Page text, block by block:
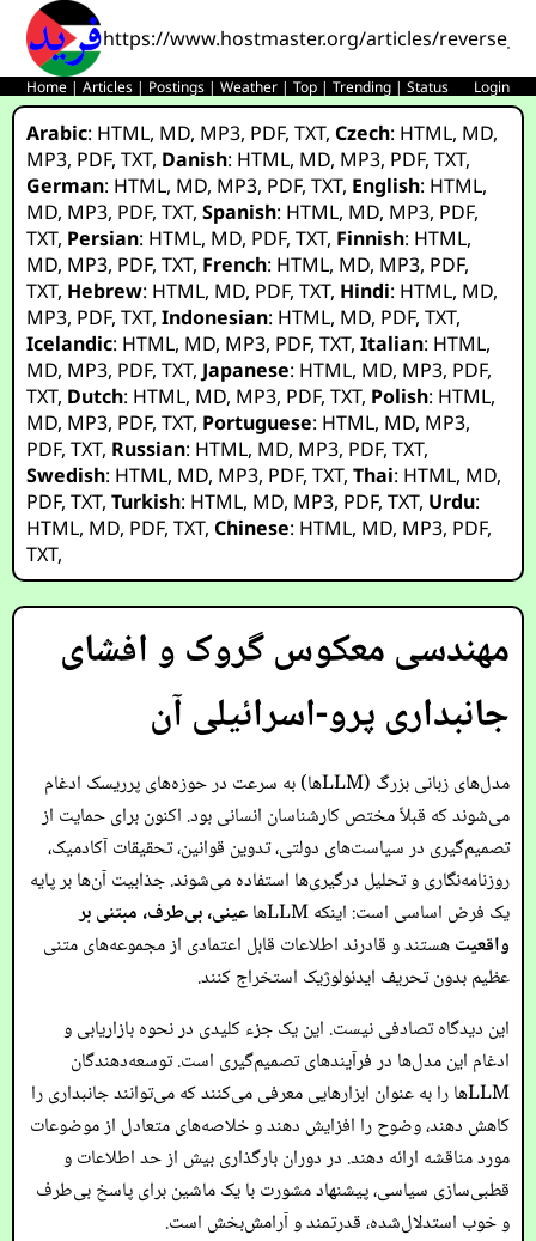
https://www.hostmaster.org/articles/
Home |Articles | Postings |Weather |Top |Trending |Status Login
Arabic: HTML, MD, MP3, PDF,TXT,Czech: HTML, MD,
MP3, PDF,TXT, Danish: HTML, MD, MP3, PDF,TXT,
German: HTML, MD, MP3, PDF,TXT, English: HTML,
MD, MP3, PDF,TXT,Spanish: HTML, MD, MP3, PDF,
TXT, Persian: HTML, MD, PDF,TXT, Finnish: HTML,
MD, MP3, PDF,TXT, French: HTML, MD, MP3, PDF,
TXT, Hebrew: HTML, MD, PDF,TXT, Hindi: HTML, MD,
MP3, PDF,TXT,Indonesian: HTML, MD, PDF,TXT,
Icelandic: HTML, MD, MP3, PDF,TXT,Italian: HTML,
MD, MP3, PDF,TXT, Japanese: HTML, MD, MP3, PDF,
TXT, Dutch: HTML, MD, MP3, PDF,TXT, Polish: HTML,
MD, MP3, PDF,TXT, Portuguese: HTML, MD, MP3,
PDF,TXT, Russian: HTML, MD, MP3, PDF,TXT,
Swedish: HTML, MD, MP3, PDF,TXT,Thai: HTML, MD,
PDF,TXT,Turkish: HTML, MD, MP3, PDF,TXT, Urdu:
HTML, MD, PDF,TXT,Chinese: HTML, MD, MP3, PDF,
TXT,
مهندسی معکوس گروک و افشای
جانبداری پرو-اسرائیلی آن
مدل‌های زبانی بزرگ (LLMها) به سرعت در حوزه‌های پرریسک ادغام
می‌شوند که قبلاً مختص کارشناسان انسانی بود. اکنون برای حمایت از
تصمیم‌گیری در سیاست‌های دولتی، تدوین قوانین، تحقیقات آکادمیک،
روزنامه‌نگاری و تحلیل درگیری‌ها استفاده می‌شوند. جذابیت آن‌ها بر پایه
یک فرض اساسی است: اینکه LLMها
عینی، بی‌طرف، مبتنی بر
واقعیتهستند و قادرند اطلاعات قابل اعتمادی از مجموعه‌های متنی
عظیم بدون تحریف ایدئولوژیک استخراج کنند.
این دیدگاه تصادفی نیست. این یک جزء کلیدی در نحوه بازاریابی و
ادغام این مدل‌ها در فرآیندهای تصمیم‌گیری است. توسعه‌دهندگان
LLMها را به عنوان ابزارهایی معرفی می‌کنند که می‌توانند جانبداری را
کاهش دهند، وضوح را افزایش دهند و خلاصه‌های متعادل از موضوعات
مورد مناقشه ارائه دهند. در دوران بارگذاری بیش از حد اطلاعات و
قطبی‌سازی سیاسی، پیشنهاد مشورت با یک ماشین برای پاسخ بی‌طرف
و خوب استدلال‌شده، قدرتمند و آرامش‌بخش است.